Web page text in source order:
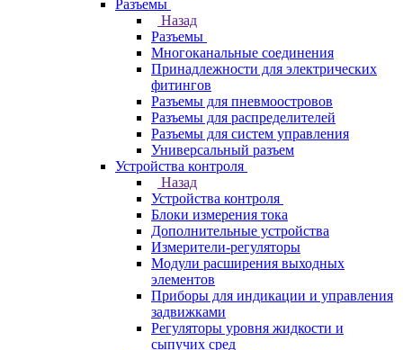
Разъемы
Назад
Разъемы
Многоканальные соединения
Принадлежности для электрических
фитингов
Разъемы для пневмоостровов
Разъемы для распределителей
Разъемы для систем управления
Универсальный разъем
Устройства контроля
Назад
Устройства контроля
Блоки измерения тока
Дополнительные устройства
Измерители-регуляторы
Модули расширения выходных
элементов
Приборы для индикации и управления
задвижками
Регуляторы уровня жидкости и
сыпучих сред